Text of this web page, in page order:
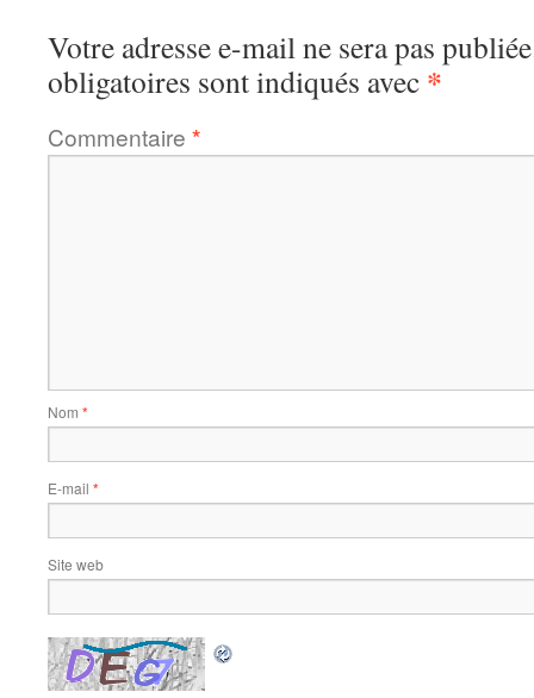
Votre adresse e-mail ne sera pas
obligatoires sont indiqués avec *
Commentaire *
Nom *
E-mail *
Site web